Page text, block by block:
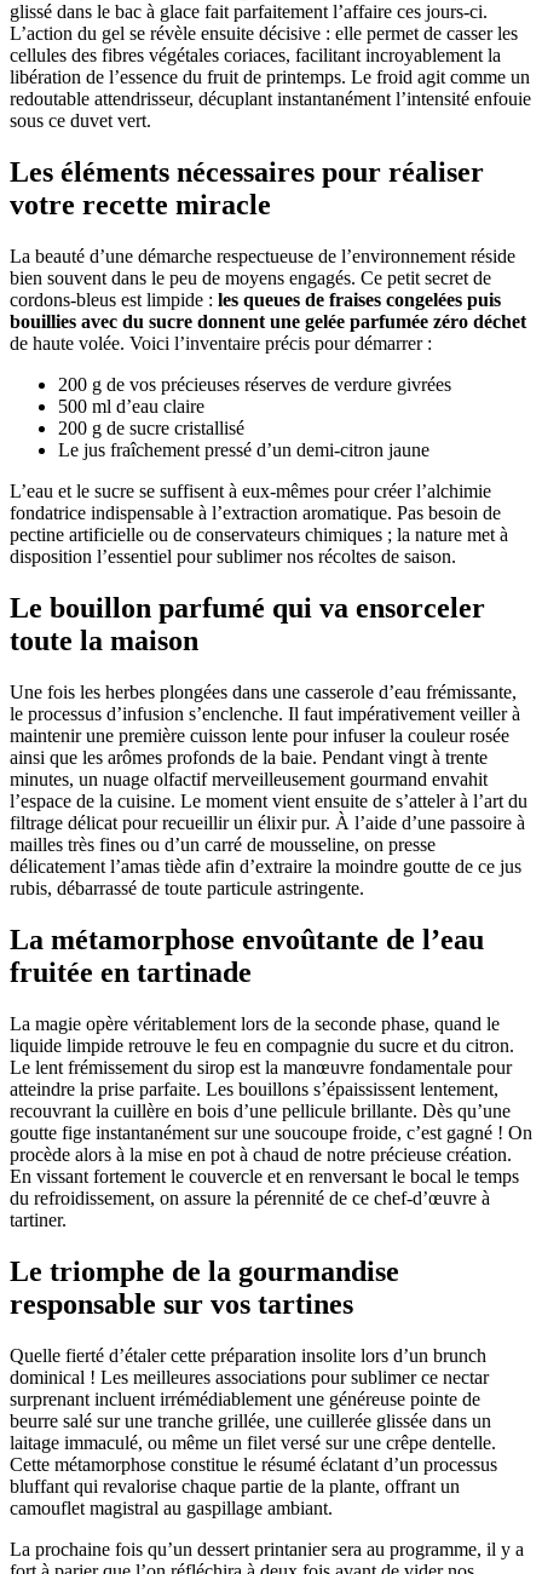
glissé dans le bac à glace fait parfaitement l’affaire ces jours-ci.
L’action du gel se révèle ensuite décisive : elle permet de casser les
cellules des fibres végétales coriaces, facilitant incroyablement la
libération de l’essence du fruit de printemps. Le froid agit comme un
redoutable attendrisseur, décuplant instantanément l’intensité enfouie
sous ce duvet vert.
Les éléments nécessaires pour réaliser
votre recette miracle
La beauté d’une démarche respectueuse de l’environnement réside
bien souvent dans le peu de moyens engagés. Ce petit secret de
cordons-bleus est limpide : les queues de fraises congelées puis
bouillies avec du sucre donnent une gelée parfumée zéro déchet
de haute volée. Voici l’inventaire précis pour démarrer :
200 g de vos précieuses réserves de verdure givrées
500 ml d’eau claire
200 g de sucre cristallisé
Le jus fraîchement pressé d’un demi-citron jaune
L’eau et le sucre se suffisent à eux-mêmes pour créer l’alchimie
fondatrice indispensable à l’extraction aromatique. Pas besoin de
pectine artificielle ou de conservateurs chimiques ; la nature met à
disposition l’essentiel pour sublimer nos récoltes de saison.
Le bouillon parfumé qui va ensorceler
toute la maison
Une fois les herbes plongées dans une casserole d’eau frémissante,
le processus d’infusion s’enclenche. Il faut impérativement veiller à
maintenir une première cuisson lente pour infuser la couleur rosée
ainsi que les arômes profonds de la baie. Pendant vingt à trente
minutes, un nuage olfactif merveilleusement gourmand envahit
l’espace de la cuisine. Le moment vient ensuite de s’atteler à l’art du
filtrage délicat pour recueillir un élixir pur. À l’aide d’une passoire à
mailles très fines ou d’un carré de mousseline, on presse
délicatement l’amas tiède afin d’extraire la moindre goutte de ce jus
rubis, débarrassé de toute particule astringente.
La métamorphose envoûtante de l’eau
fruitée en tartinade
La magie opère véritablement lors de la seconde phase, quand le
liquide limpide retrouve le feu en compagnie du sucre et du citron.
Le lent frémissement du sirop est la manœuvre fondamentale pour
atteindre la prise parfaite. Les bouillons s’épaississent lentement,
recouvrant la cuillère en bois d’une pellicule brillante. Dès qu’une
goutte fige instantanément sur une soucoupe froide, c’est gagné ! On
procède alors à la mise en pot à chaud de notre précieuse création.
En vissant fortement le couvercle et en renversant le bocal le temps
du refroidissement, on assure la pérennité de ce chef-d’œuvre à
tartiner.
Le triomphe de la gourmandise
responsable sur vos tartines
Quelle fierté d’étaler cette préparation insolite lors d’un brunch
dominical ! Les meilleures associations pour sublimer ce nectar
surprenant incluent irrémédiablement une généreuse pointe de
beurre salé sur une tranche grillée, une cuillerée glissée dans un
laitage immaculé, ou même un filet versé sur une crêpe dentelle.
Cette métamorphose constitue le résumé éclatant d’un processus
bluffant qui revalorise chaque partie de la plante, offrant un
camouflet magistral au gaspillage ambiant.
La prochaine fois qu’un dessert printanier sera au programme, il y a